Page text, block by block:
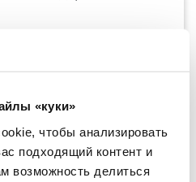
«куки»
чтобы анализировать
подходящий контент и
возможность делиться